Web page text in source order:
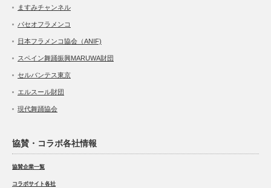
ますみチャンネル
パセオフラメンコ
日本フラメンコ協会（ANIF)
スペイン舞踊振興MARUWA財団
セルバンテス東京
エルスール財団
現代舞踊協会
協賛・コラボ各社情報
協賛企業一覧
コラボサイト各社